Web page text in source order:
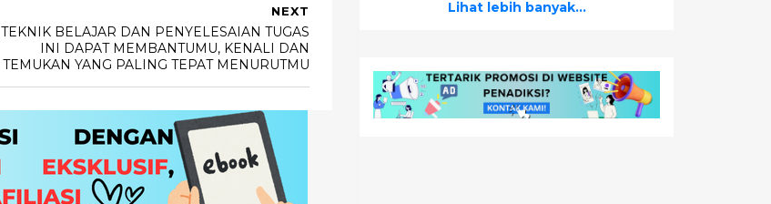
NEXT
TEKNIK BELAJAR DAN PENYELESAIAN TUGAS
INI DAPAT MEMBANTUMU, KENALI DAN
TEMUKAN YANG PALING TEPAT MENURUTMU
Lihat lebih banyak...